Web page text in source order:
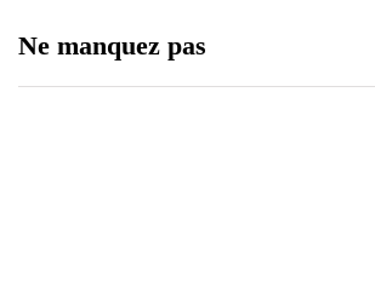
Ne manquez pas